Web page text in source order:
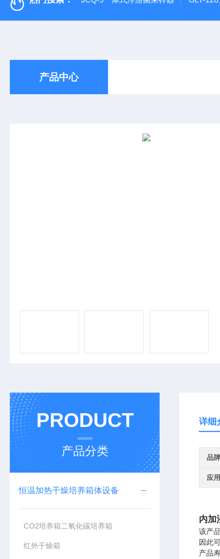
产品中心
PRODUCT
产品分类
恒温加热干燥培养箱体设备
CO2培养箱二氧化碳培养箱
红外干燥箱
详细
品牌
应
内加
该产
因此
产品